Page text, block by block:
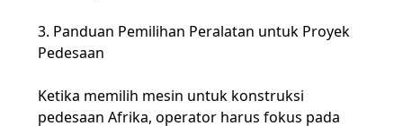
3. Panduan Pemilihan Peralatan untuk Proyek
Pedesaan
Ketika memilih mesin untuk konstruksi
pedesaan Afrika, operator harus fokus pada